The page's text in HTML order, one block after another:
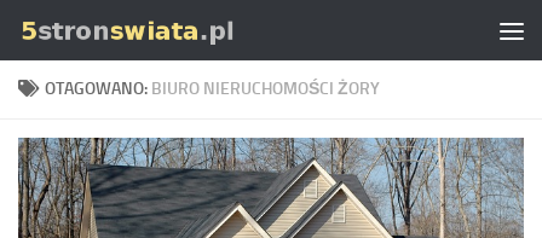
Skip to content
OTAGOWANO: BIURO NIERUCHOMOŚCI ŻORY